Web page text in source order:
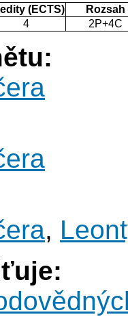
(ECTS)
Rozsah
4 2P+4C
,